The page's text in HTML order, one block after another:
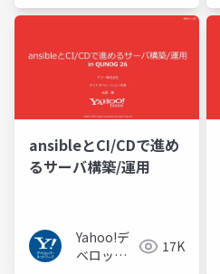
ワーク
ansibleとCI/CDで進め
るサーバ構築/運用
Yahoo!デ
ベロッパ
17K